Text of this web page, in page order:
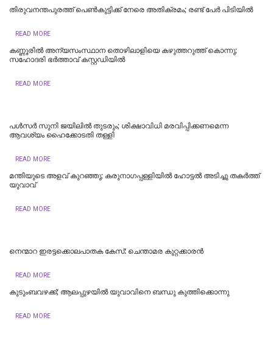
തിരുവനന്തപുരത്ത് പെൺകുട്ടിക്ക് നേരെ അതിക്രമം; രണ്ട് പേർ പിടിയിൽ
READ MORE
കണ്ണൂരിൽ അന്യസംസ്ഥാന തൊഴിലാളിയെ കഴുത്തറുത്ത് കൊന്നു;
സഹോദരി ഭർത്താവ് കസ്റ്റഡിയിൽ
READ MORE
പള്‍സര്‍ സുനി ജയിലില്‍ തുടരും; ശിക്ഷാവിധി മരവിപ്പിക്കണമെന്ന
ആവശ്യം ഹൈക്കോടതി തള്ളി
READ MORE
മന്തിയുടെ അളവ് കുറഞ്ഞു; കരുനാ​ഗപ്പള്ളിയിൽ ഹോട്ടല്‍ അടിച്ചു തകര്‍ത്ത്
യുവാവ്
READ MORE
നെന്മാറ ഇരട്ടക്കൊലപാതക കേസ്: ചെന്താമര കുറ്റക്കാരൻ
READ MORE
കുടുംബവഴക്ക്; ആലപ്പുഴയില്‍ യുവാവിനെ ബന്ധു കുത്തിക്കൊന്നു
READ MORE